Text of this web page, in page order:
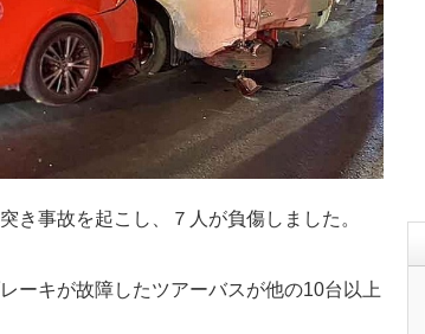
き事故を起こし、７人が負傷しました。
ーキが故障したツアーバスが他の10台以上